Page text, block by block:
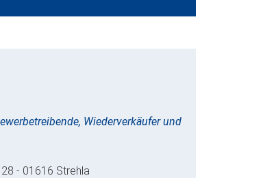
Wiederverkäufer und
- 01616 Strehla